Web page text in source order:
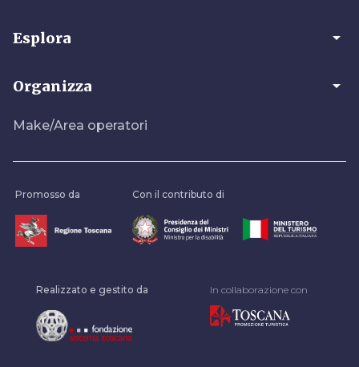
Esplora arrow_drop_down
Organizza arrow_drop_down
Make/Area operatori
Promosso da Con il contributo di
Realizzato e gestito da In collaborazione con